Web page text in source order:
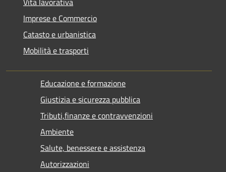
Imprese e Commercio
Catasto e urbanistica
Mobilità e trasporti
Educazione e formazione
Giustizia e sicurezza pubblica
Tributi,finanze e contravvenzioni
Ambiente
Salute, benessere e assistenza
Autorizzazioni